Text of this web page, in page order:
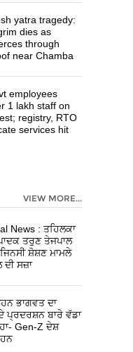
yatra tragedy:
dies as
through
near Chamba
employees
1 lakh staff on
registry, RTO
services hit
VIEW MORE...
News : ਤਹਿਲਕਾ
ਤਰੁਣ ਤੇਜਪਾਲ
ਸ਼ੋਸ਼ਣ ਮਾਮਲੇ
ਦੀ ਸਜ਼ਾ
ਭਾਗਵਤ ਦਾ
ਪ੍ਰਦਰਸ਼ਨ ਬਾਰੇ ਵੱਡਾ
Gen-Z ਦੇਸ਼
ਹਨ